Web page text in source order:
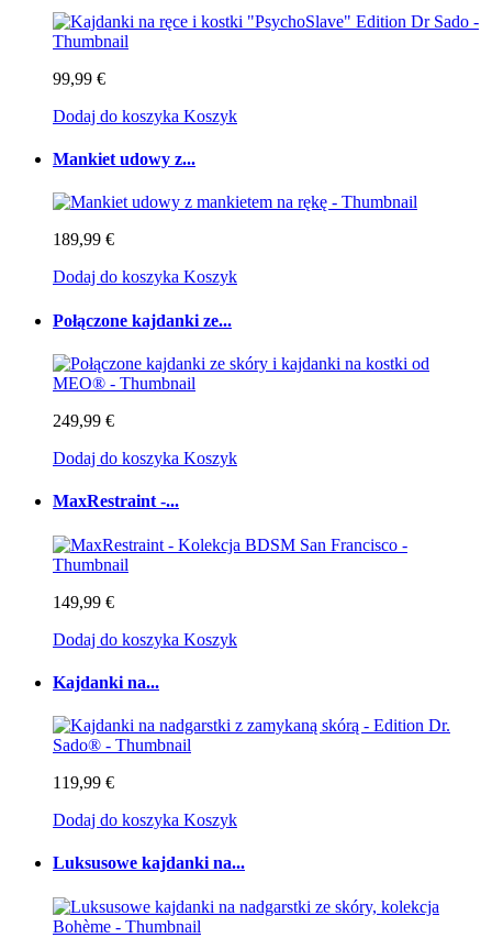
99,99 €
Dodaj do koszyka Koszyk
Mankiet udowy z...
189,99 €
Dodaj do koszyka Koszyk
Połączone kajdanki ze...
249,99 €
Dodaj do koszyka Koszyk
MaxRestraint -...
149,99 €
Dodaj do koszyka Koszyk
Kajdanki na...
119,99 €
Dodaj do koszyka Koszyk
Luksusowe kajdanki na...